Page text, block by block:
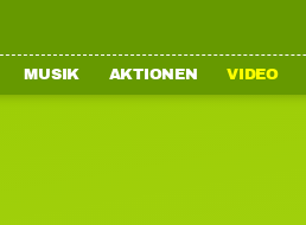
MUSIK AKTIONEN VIDEO